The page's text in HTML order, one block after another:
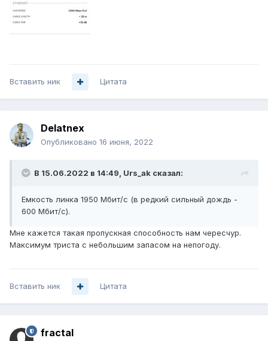
Вставить ник Цитата
Delatnex
Опубликовано 16 июня, 2022
В 15.06.2022 в 14:49, Urs_ak сказал:
Емкость линка 1950 Мбит/с (в редкий сильный дождь -
600 Мбит/с).
Мне кажется такая пропускная способность нам чересчур.
Максимум триста с небольшим запасом на непогоду.
Вставить ник Цитата
fractal